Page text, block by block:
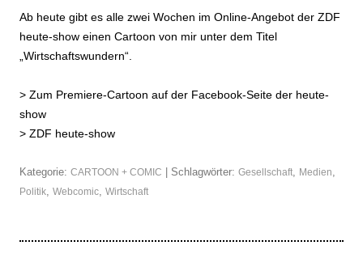
Ab heute gibt es alle zwei Wochen im Online-Angebot der ZDF
heute-show einen Cartoon von mir unter dem Titel
„Wirtschaftswundern“.
> Zum Premiere-Cartoon auf der Facebook-Seite der heute-
show
> ZDF heute-show
Kategorie: CARTOON + COMIC | Schlagwörter: Gesellschaft Medien
Politik Webcomic Wirtschaft